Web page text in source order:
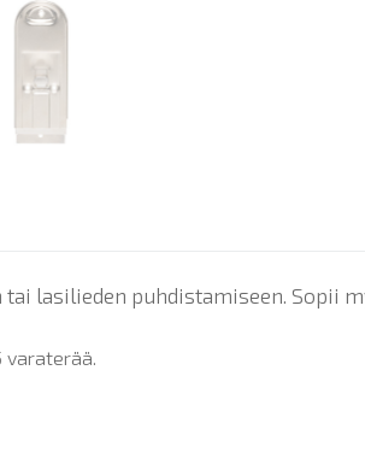
tai lasilieden puhdistamiseen.
varaterää.